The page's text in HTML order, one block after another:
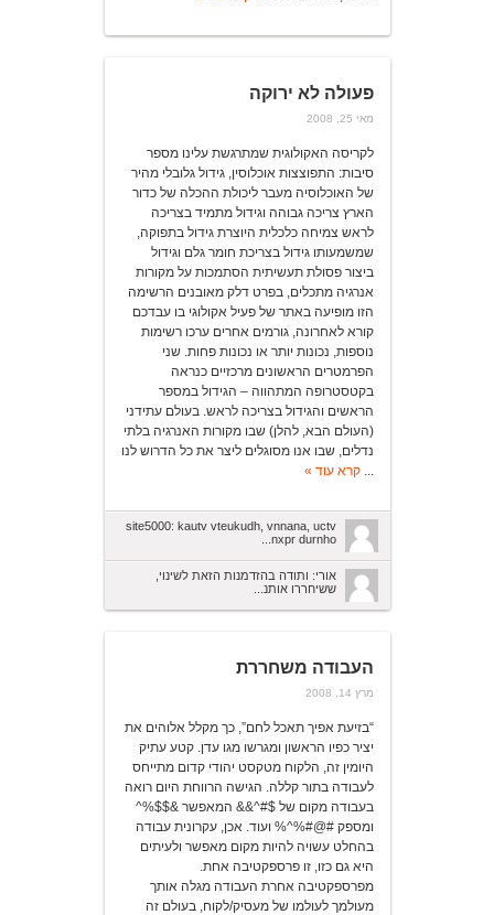
פעולה לא ירוקה
מאי 25, 2008
לקריסה האקולוגית שמתרגשת עלינו מספר
סיבות: התפוצצות אוכלוסין, גידול גלובלי מהיר
של האוכלוסיה מעבר ליכולת ההכלה של כדור
הארץ צריכה גבוהה וגידול מתמיד בצריכה
לראש צמיחה כלכלית היוצרת גידול בתפוקה,
שמשמעותו גידול בצריכת חומר גלם וגידול
ביצור פסולת תעשיתית הסתמכות על מקורות
אנרגיה מתכלים, בפרט דלק מאובנים הרשימה
הזו מופיעה באתר של פעיל אקולוגי בו עבדכם
קורא לאחרונה, גורמים אחרים ערכו רשימות
נוספות, נכונות יותר או נכונות פחות. שני
הפרמטרים הראשונים מרכזיים כנראה
בקטסטרופה המתהווה – הגידול במספר
הראשים והגידול בצריכה לראש. בעולם עתידני
(העולם הבא, להלן) שבו מקורות האנרגיה בלתי
נדלים, שבו אנו מסוגלים ליצר את כל הדרוש לנו
...קרא עוד »
site5000: kautv vteukudh, vnnana, uctv
nxpr durnho...
אורי: ותודה בהזדמנות הזאת לשינוי,
ששיחררו אותנ...
העבודה משחררת
מרץ 14, 2008
“בזיעת אפיך תאכל לחם”, כך מקלל אלוהים את
יציר כפיו הראשון ומגרשו מגו עדן. קטע עתיק
היומין זה, הלקוח מטקסט יהודי קדום מתייחס
לעבודה בתור קללה. הגישה הרווחת היום רואה
בעבודה מקום של $#^&& המאפשר &$$%^
ומספק #@#%^% ועוד. אכן, עקרונית עבודה
בהחלט עשויה להיות מקום מאפשר ולעיתים
היא גם כזו, זו פרספקטיבה אחת.
מפרספקטיבה אחרת העבודה מגלה אותך
מעולמך לעולמו של מעסיק/לקוח, בעולם זה